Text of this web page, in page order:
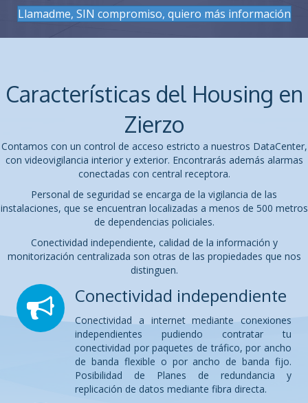
Llamadme, SIN compromiso, quiero más información
Características del Housing en
Zierzo
Contamos con un control de acceso estricto a nuestros DataCenter,
con videovigilancia interior y exterior. Encontrarás además alarmas
conectadas con central receptora.
Personal de seguridad se encarga de la vigilancia de las
instalaciones, que se encuentran localizadas a menos de 500 metros
de dependencias policiales.
Conectividad independiente, calidad de la información y
monitorización centralizada son otras de las propiedades que nos
distinguen.
Conectividad independiente
Conectividad a internet mediante conexiones
independientes pudiendo contratar tu
conectividad por paquetes de tráfico, por ancho
de banda flexible o por ancho de banda fijo.
Posibilidad de Planes de redundancia y
replicación de datos mediante fibra directa.